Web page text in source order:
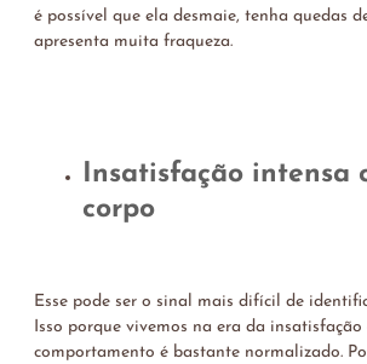
é possível que ela desmaie, tenha quedas
apresenta muita fraqueza.
Insatisfação intensa
corpo
Esse pode ser o sinal mais difícil de
Isso porque vivemos na era da insatisfação
comportamento é bastante normalizado.